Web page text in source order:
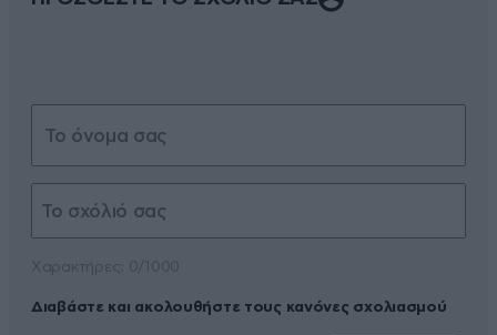
Διαβάστε και ακολουθήστε τους κανόνες σχολιασμού